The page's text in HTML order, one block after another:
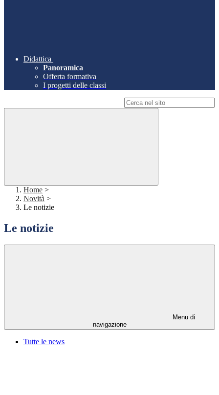
Didattica
Panoramica
Offerta formativa
I progetti delle classi
Home >
Novità >
Le notizie
Le notizie
Menu di
navigazione
Tutte le news